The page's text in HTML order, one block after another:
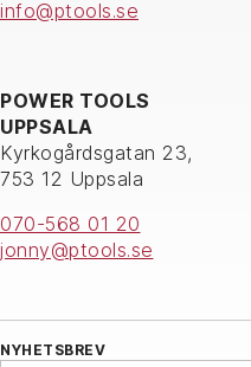
info@ptools.se
POWER TOOLS
UPPSALA
Kyrkogårdsgatan 23,
753 12 Uppsala
070-568 01 20
jonny@ptools.se
NYHETSBREV